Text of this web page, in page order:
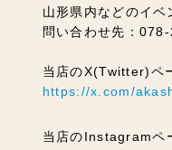
山形県内などのイベ
問い合わせ先：
当店のX(Twitter)ペ
https://x.com/
当店のInstagramペ